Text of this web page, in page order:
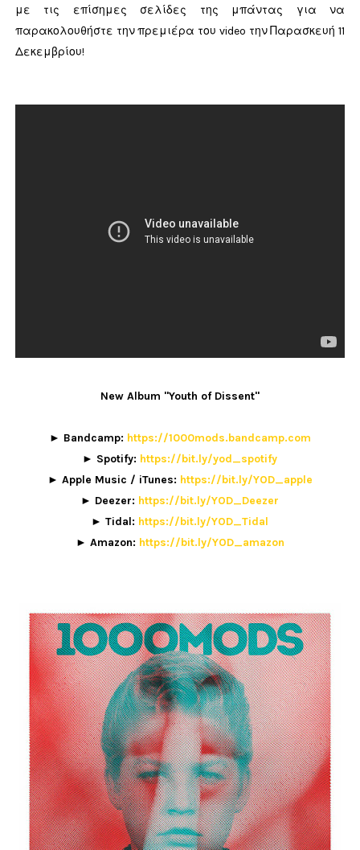
με τις επίσημες σελίδες της μπάντας για να
παρακολουθήστε την πρεμιέρα του video την Παρασκευή 11
Δεκεμβρίου!
New Album "Youth of Dissent"
► Bandcamp: https://1000mods.bandcamp.com
► Spotify: https://bit.ly/yod_spotify
► Apple Music / iTunes: https://bit.ly/YOD_apple
► Deezer: https://bit.ly/YOD_Deezer
► Tidal: https://bit.ly/YOD_Tidal
► Amazon: https://bit.ly/YOD_amazon